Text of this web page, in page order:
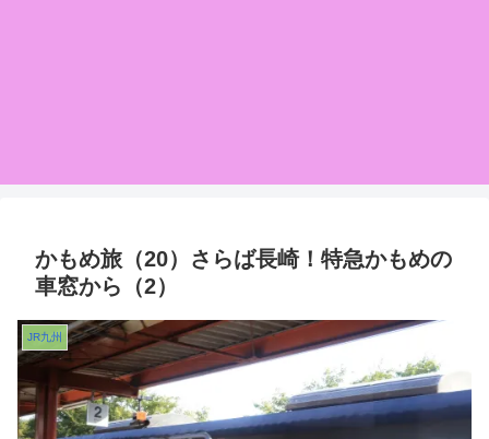
かもめ旅（20）さらば長崎！特急かもめの
車窓から（2）
JR九州